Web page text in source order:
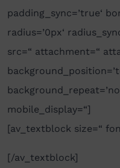
padding_sync=’true‘
radius=’0px‘
src=“ attachment=“
mobile_display=“]
[av_textblock size=“
[/av_textblock]